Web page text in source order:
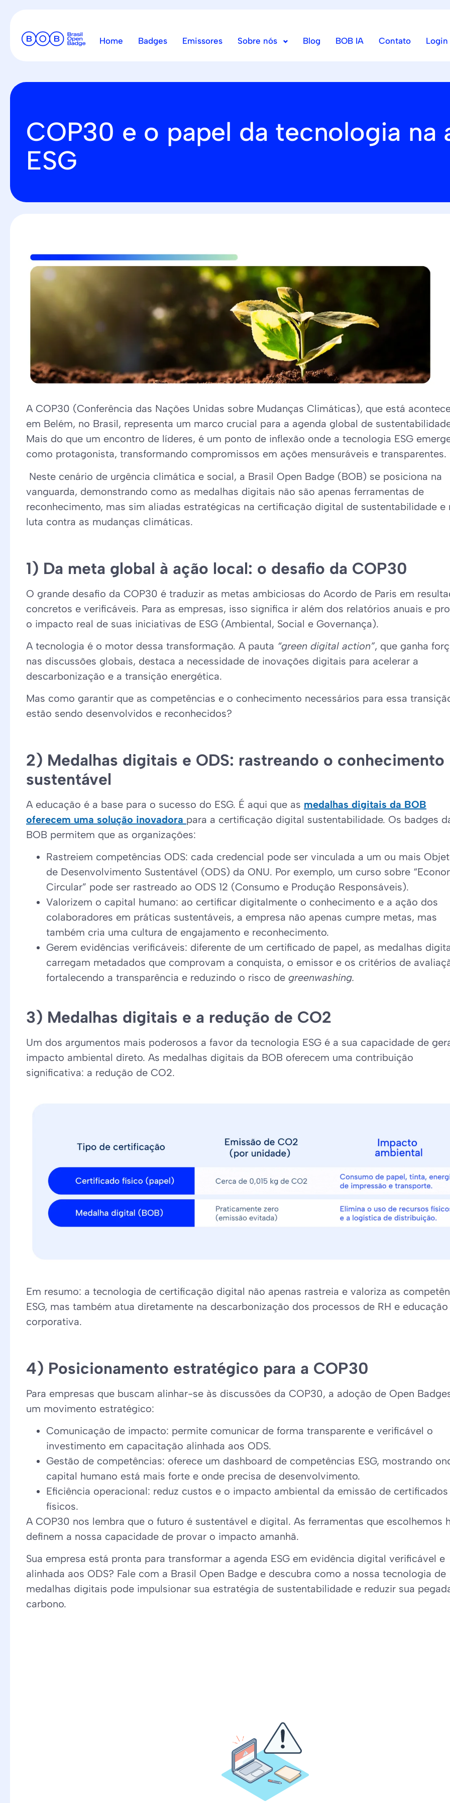
Home Badges Emissores Sobre nós Blog BOB IA Contato Login
COP30 e o papel da tecnologia na
ESG
A COP30 (Conferência das Nações Unidas sobre Mudanças Climáticas), que está
em Belém, no Brasil, representa um marco crucial para a agenda global de
Mais do que um encontro de líderes, é um ponto de inflexão onde a tecnologia ESG
como protagonista, transformando compromissos em ações mensuráveis e transparentes.
Neste cenário de urgência climática e social, a Brasil Open Badge (BOB) se posiciona na
vanguarda, demonstrando como as medalhas digitais não são apenas ferramentas de
reconhecimento, mas sim aliadas estratégicas na certificação digital de sustentabilidade e
luta contra as mudanças climáticas.
1) Da meta global à ação local: o desafio da COP30
O grande desafio da COP30 é traduzir as metas ambiciosas do Acordo de Paris em
concretos e verificáveis. Para as empresas, isso significa ir além dos relatórios anuais e
o impacto real de suas iniciativas de ESG (Ambiental, Social e Governança).
A tecnologia é o motor dessa transformação. A pauta “green digital action”, que ganha
nas discussões globais, destaca a necessidade de inovações digitais para acelerar a
descarbonização e a transição energética.
Mas como garantir que as competências e o conhecimento necessários para essa
estão sendo desenvolvidos e reconhecidos?
2) Medalhas digitais e ODS: rastreando o conhecimento
sustentável
A educação é a base para o sucesso do ESG. É aqui que as medalhas digitais da BOB
oferecem uma solução inovadora para a certificação digital sustentabilidade. Os badges
BOB permitem que as organizações:
Rastreiem competências ODS: cada credencial pode ser vinculada a um ou mais
de Desenvolvimento Sustentável (ODS) da ONU. Por exemplo, um curso sobre
Circular” pode ser rastreado ao ODS 12 (Consumo e Produção Responsáveis).
Valorizem o capital humano: ao certificar digitalmente o conhecimento e a ação dos
colaboradores em práticas sustentáveis, a empresa não apenas cumpre metas, mas
também cria uma cultura de engajamento e reconhecimento.
Gerem evidências verificáveis: diferente de um certificado de papel, as medalhas
carregam metadados que comprovam a conquista, o emissor e os critérios de
fortalecendo a transparência e reduzindo o risco de greenwashing.
3) Medalhas digitais e a redução de CO2
Um dos argumentos mais poderosos a favor da tecnologia ESG é a sua capacidade de
impacto ambiental direto. As medalhas digitais da BOB oferecem uma contribuição
significativa: a redução de CO2.
Em resumo: a tecnologia de certificação digital não apenas rastreia e valoriza as
ESG, mas também atua diretamente na descarbonização dos processos de RH e educação
corporativa.
4) Posicionamento estratégico para a COP30
Para empresas que buscam alinhar-se às discussões da COP30, a adoção de Open
um movimento estratégico:
Comunicação de impacto: permite comunicar de forma transparente e verificável o
investimento em capacitação alinhada aos ODS.
Gestão de competências: oferece um dashboard de competências ESG, mostrando
capital humano está mais forte e onde precisa de desenvolvimento.
Eficiência operacional: reduz custos e o impacto ambiental da emissão de certificados
físicos.
A COP30 nos lembra que o futuro é sustentável e digital. As ferramentas que escolhemos
definem a nossa capacidade de provar o impacto amanhã.
Sua empresa está pronta para transformar a agenda ESG em evidência digital verificável e
alinhada aos ODS? Fale com a Brasil Open Badge e descubra como a nossa tecnologia de
medalhas digitais pode impulsionar sua estratégia de sustentabilidade e reduzir sua
carbono.